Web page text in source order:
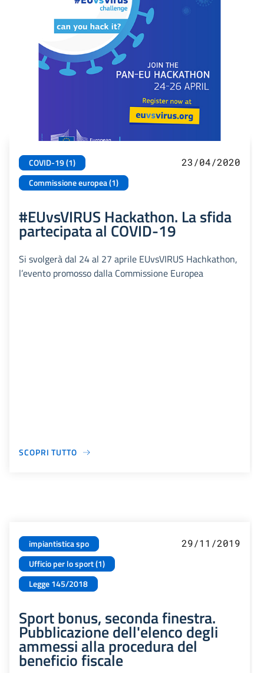
COVID-19 (1)
Commissione europea (1)
23/04/2020
#EUvsVIRUS Hackathon. La sfida
partecipata al COVID-19
Si svolgerà dal 24 al 27 aprile EUvsVIRUS Hachkathon,
l’evento promosso dalla Commissione Europea
SCOPRI TUTTO
impiantistica spo
Ufficio per lo sport (1)
Legge 145/2018
29/11/2019
Sport bonus, seconda finestra.
Pubblicazione dell'elenco degli
ammessi alla procedura del
beneficio fiscale